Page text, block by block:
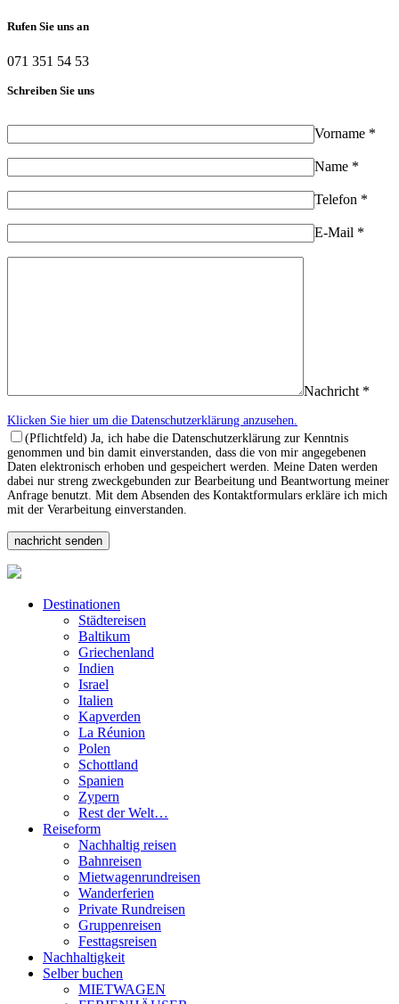
Rufen Sie uns an
071 351 54 53
Schreiben Sie uns
Vorname *
Name *
Telefon *
E-Mail *
Nachricht *
Klicken Sie hier um die Datenschutzerklärung anzusehen.
(Pflichtfeld) Ja, ich habe die Datenschutzerklärung zur Kenntnis
genommen und bin damit einverstanden, dass die von mir angegebenen
Daten elektronisch erhoben und gespeichert werden. Meine Daten werden
dabei nur streng zweckgebunden zur Bearbeitung und Beantwortung meiner
Anfrage benutzt. Mit dem Absenden des Kontaktformulars erkläre ich mich
mit der Verarbeitung einverstanden.
Destinationen
Städtereisen
Baltikum
Griechenland
Indien
Israel
Italien
Kapverden
La Réunion
Polen
Schottland
Spanien
Zypern
Rest der Welt…
Reiseform
Nachhaltig reisen
Bahnreisen
Mietwagenrundreisen
Wanderferien
Private Rundreisen
Gruppenreisen
Festtagsreisen
Nachhaltigkeit
Selber buchen
MIETWAGEN